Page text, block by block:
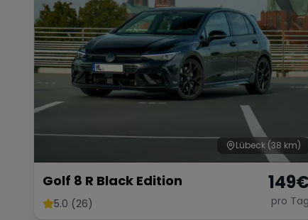
Lübeck (38 km)
Golf 8 R Black Edition
5.0 (26)
149
pro Tag